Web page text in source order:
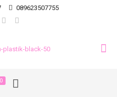
089623507755
0